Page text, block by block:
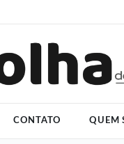
CONTATO QUEM